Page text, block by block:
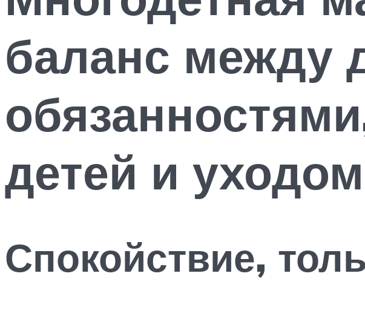
баланс между
детей и
Спокойствие,